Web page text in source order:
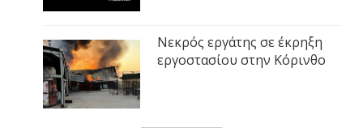
Νεκρός εργάτης σε έκρηξη
εργοστασίου στην Κόρινθο